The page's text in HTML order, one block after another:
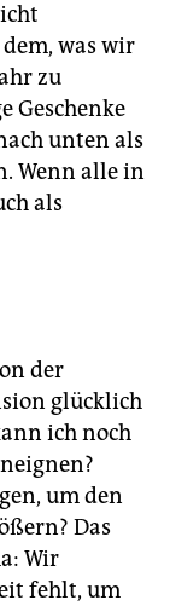
was wir
zu
Geschenke
unten als
Wenn alle in
als
der
glücklich
ich noch
um den
Das
Wir
fehlt, um